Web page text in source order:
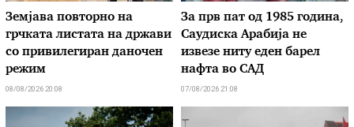
Земјава повторно на
грчката листата на држави
со привилегиран даночен
режим
08/08/2026 20:08
За прв пат од 1985 година,
Саудиска Арабија не
извезе ниту еден барел
нафта во САД
07/08/2026 21:08